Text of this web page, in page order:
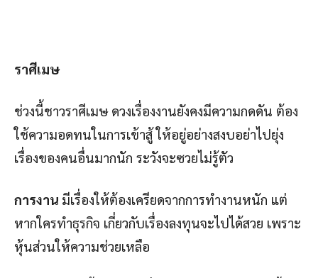
ราศีเมษ
ช่วงนี้ชาวราศีเมษ ดวงเรื่องงานยังคงมีความกดดัน ต้อง
ใช้ความอดทนในการเข้าสู้ ให้อยู่อย่างสงบอย่าไปยุ่ง
เรื่องของคนอื่นมากนัก ระวังจะซวยไม่รู้ตัว
การงาน มีเรื่องให้ต้องเครียดจากการทำงานหนัก แต่
หากใครทำธุรกิจ เกี่ยวกับเรื่องลงทุนจะไปได้สวย เพราะ
หุ้นส่วนให้ความช่วยเหลือ